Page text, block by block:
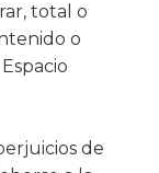
total o
o
de